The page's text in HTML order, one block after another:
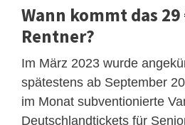
Wann kommt das
Rentner?
Im März 2023 wurde
spätestens ab September
im Monat subventionierte
Deutschlandtickets für